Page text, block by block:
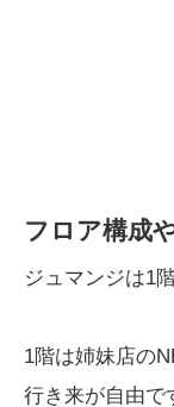
フロア構成
ジュマンジは1
1階は姉妹店の
行き来が自由で